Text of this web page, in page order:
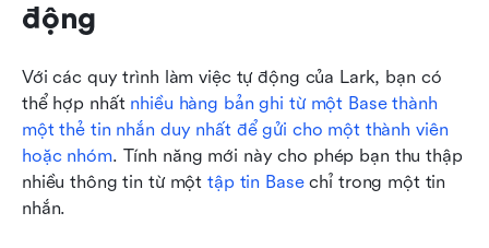
động
Với các quy trình làm việc tự động của Lark, bạn có
thể hợp nhất nhiều hàng bản ghi từ một Base thành
một thẻ tin nhắn duy nhất để gửi cho một thành viên
hoặc nhóm. Tính năng mới này cho phép bạn thu thập
nhiều thông tin từ một tập tin Base chỉ trong một tin
nhắn.